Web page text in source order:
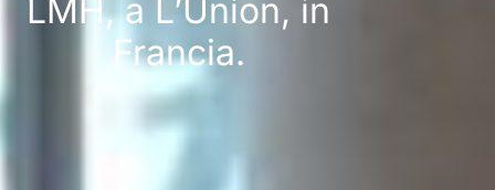
LMH, a L’Union, in
Francia.